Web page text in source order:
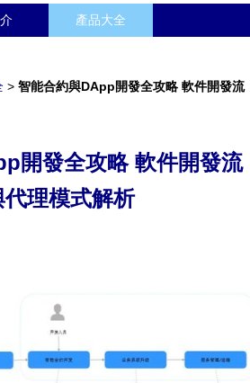
產品大全
> 智能合約與DApp開發全攻略 軟件開發流
開發全攻略 軟件開發流
代理模式解析